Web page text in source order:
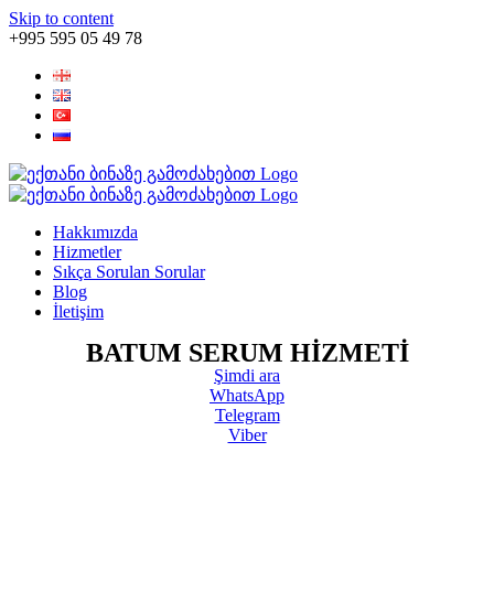
Skip to content
+995 595 05 49 78
Hakkımızda
Hizmetler
Sıkça Sorulan Sorular
Blog
İletişim
BATUM SERUM HIZMETI
Şimdi ara
WhatsApp
Telegram
Viber